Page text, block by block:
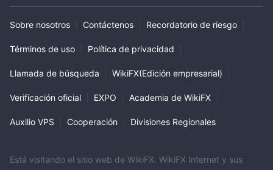
Sobre nosotros Contáctenos Recordatorio de riesgo
Términos de uso Política de privacidad
Llamada de búsqueda WikiFX(Edición empresarial)
Verificación oficial EXPO Academia de WikiFX
Auxilio VPS Cooperación Divisiones Regionales
Está visitando el sitio web de WikiFX. WikiFX Internet y sus